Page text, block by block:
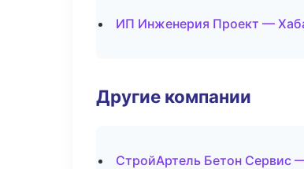
ИП Инженерия Проект —
Другие компании
СтройАртель Бетон Сервис